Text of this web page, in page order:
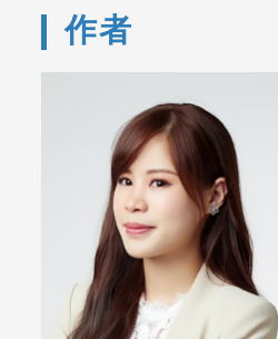
作者